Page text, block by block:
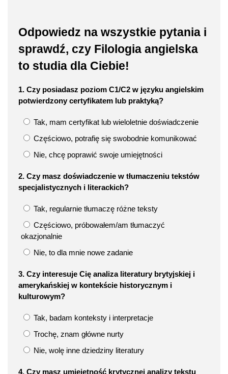
Odpowiedz na wszystkie pytania i
sprawdź, czy Filologia angielska
to studia dla Ciebie!
1. Czy posiadasz poziom C1/C2 w języku angielskim
potwierdzony certyfikatem lub praktyką?
Tak, mam certyfikat lub wieloletnie doświadczenie
Częściowo, potrafię się swobodnie komunikować
Nie, chcę poprawić swoje umiejętności
2. Czy masz doświadczenie w tłumaczeniu tekstów
specjalistycznych i literackich?
Tak, regularnie tłumaczę różne teksty
Częściowo, próbowałem/am tłumaczyć
okazjonalnie
Nie, to dla mnie nowe zadanie
3. Czy interesuje Cię analiza literatury brytyjskiej i
amerykańskiej w kontekście historycznym i
kulturowym?
Tak, badam konteksty i interpretacje
Trochę, znam główne nurty
Nie, wolę inne dziedziny literatury
4. Czy masz umiejętność krytycznej analizy tekstu